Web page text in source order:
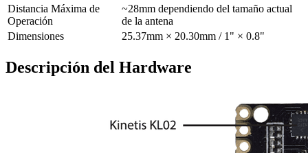
Distancia Máxima de
Operación
~28mm dependiendo del tamaño actual
de la antena
Dimensiones
25.37mm × 20.30mm / 1" × 0.8"
Descripción del Hardware